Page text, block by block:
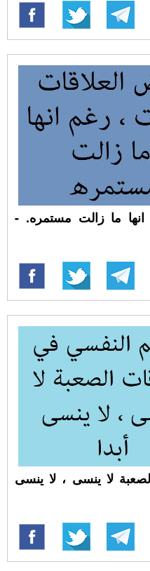
ما زالت مستمره. -
لا ينسى ، لا ينسى